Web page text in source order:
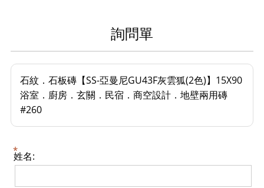
詢問單
石紋．石板磚【SS-亞曼尼GU43F灰雲狐(2色)】15X90
浴室．廚房．玄關．民宿．商空設計．地壁兩用磚
#260
姓名: